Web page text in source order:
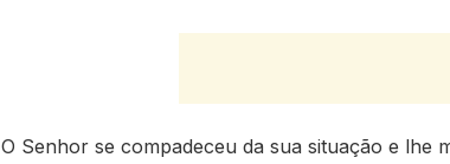
O Senhor se compadeceu da sua situação e lhe